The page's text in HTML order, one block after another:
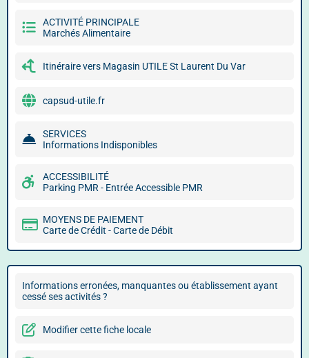
ACTIVITÉ PRINCIPALE
Marchés Alimentaire
Itinéraire vers Magasin UTILE St Laurent Du Var
capsud-utile.fr
SERVICES
Informations Indisponibles
ACCESSIBILITÉ
Parking PMR - Entrée Accessible PMR
MOYENS DE PAIEMENT
Carte de Crédit - Carte de Débit
Informations erronées, manquantes ou établissement ayant
cessé ses activités ?
Modifier cette fiche locale